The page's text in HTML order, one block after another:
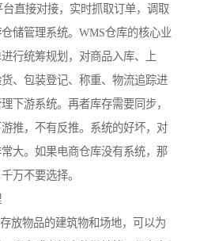
直接对接，实时抓取订单，调取
储管理系统。WMS仓库的核心业
行统筹规划，对商品入库、上
、包装登记、称重、物流追踪进
下游系统。再者库存需要同步，
推，不有反推。系统的好坏，对
大。如果电商仓库没有系统，那
万不要选择。
放物品的建筑物和场地，可以为